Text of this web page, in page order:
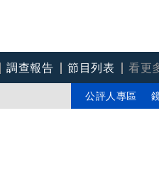
調查報告 節目列表
看更
公評人專區